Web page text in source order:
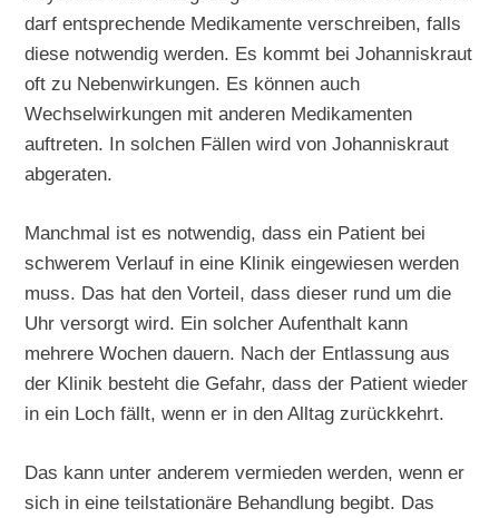
darf entsprechende Medikamente verschreiben, falls
diese notwendig werden. Es kommt bei Johanniskraut
oft zu Nebenwirkungen. Es können auch
Wechselwirkungen mit anderen Medikamenten
auftreten. In solchen Fällen wird von Johanniskraut
abgeraten.
Manchmal ist es notwendig, dass ein Patient bei
schwerem Verlauf in eine Klinik eingewiesen werden
muss. Das hat den Vorteil, dass dieser rund um die
Uhr versorgt wird. Ein solcher Aufenthalt kann
mehrere Wochen dauern. Nach der Entlassung aus
der Klinik besteht die Gefahr, dass der Patient wieder
in ein Loch fällt, wenn er in den Alltag zurückkehrt.
Das kann unter anderem vermieden werden, wenn er
sich in eine teilstationäre Behandlung begibt. Das